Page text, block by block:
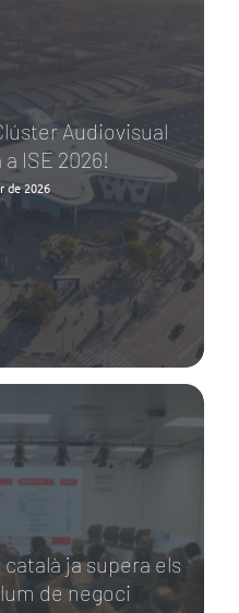
Audiovisual
ISE 2026!
de 2026
ja supera els
de negoci